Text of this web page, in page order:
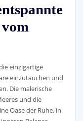
einzigartige
einzutauchen und
Die malerische
und die
Oase der Ruhe, in